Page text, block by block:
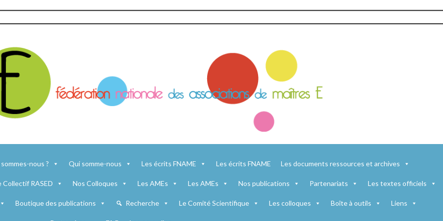
nous ? Qui somme-nous Les écrits FNAME Les écrits FNAME Les documents ressources et archives
Collectif RASED Nos Colloques Les AMEs Les AMEs Nos publications Partenariats Les textes officiels
Boutique des publications Recherche Le Comité Scientifique Les colloques Boîte à outils Liens